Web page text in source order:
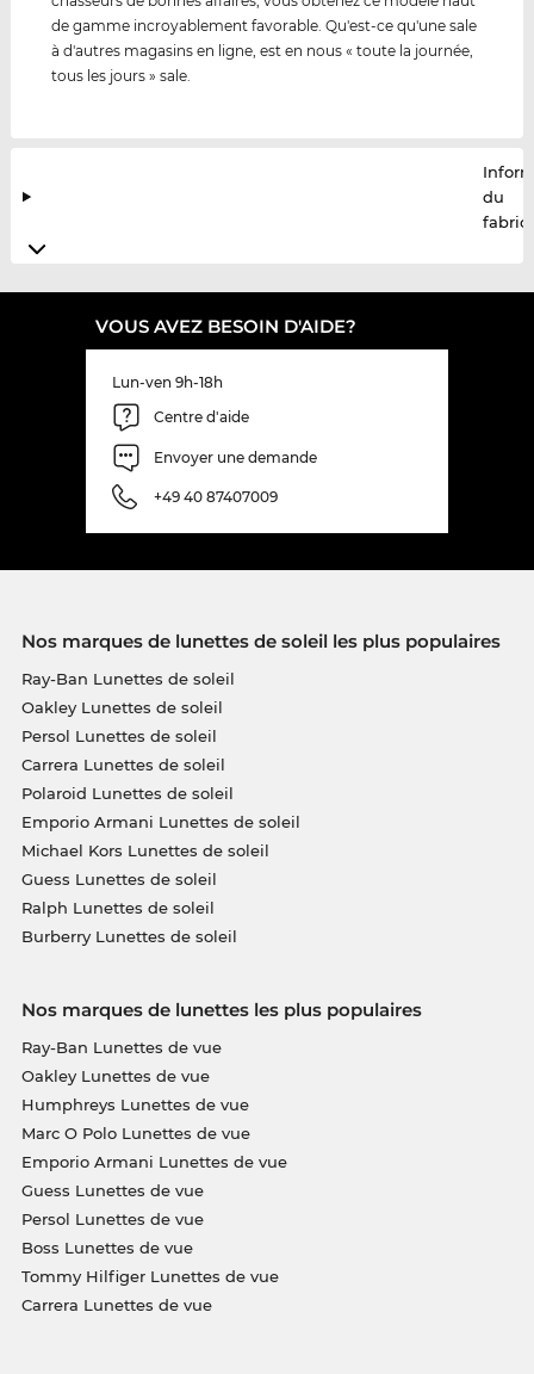
de gamme incroyablement favorable. Qu'est-ce qu'une sale
à d'autres magasins en ligne, est en nous « toute la journée,
tous les jours » sale.
du
VOUS AVEZ BESOIN D'AIDE?
Lun-ven 9h-18h
Centre d'aide
Envoyer une demande
+49 40 87407009
Nos marques de lunettes de soleil les plus populaires
Ray-Ban Lunettes de soleil
Oakley Lunettes de soleil
Persol Lunettes de soleil
Carrera Lunettes de soleil
Polaroid Lunettes de soleil
Emporio Armani Lunettes de soleil
Michael Kors Lunettes de soleil
Guess Lunettes de soleil
Ralph Lunettes de soleil
Burberry Lunettes de soleil
Nos marques de lunettes les plus populaires
Ray-Ban Lunettes de vue
Oakley Lunettes de vue
Humphreys Lunettes de vue
Marc O Polo Lunettes de vue
Emporio Armani Lunettes de vue
Guess Lunettes de vue
Persol Lunettes de vue
Boss Lunettes de vue
Tommy Hilfiger Lunettes de vue
Carrera Lunettes de vue